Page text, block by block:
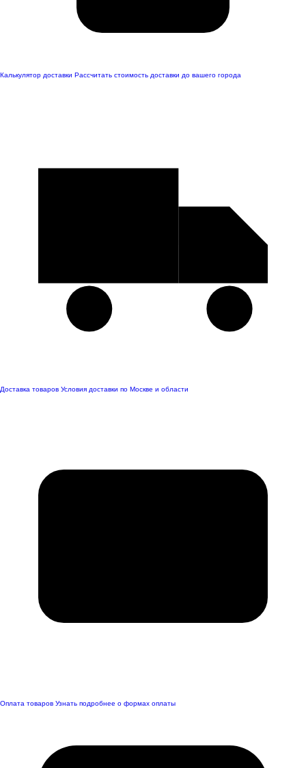
Калькулятор доставки Рассчитать стоимость доставки до вашего города
Доставка товаров Условия доставки по Москве и области
Оплата товаров Узнать подробнее о формах оплаты